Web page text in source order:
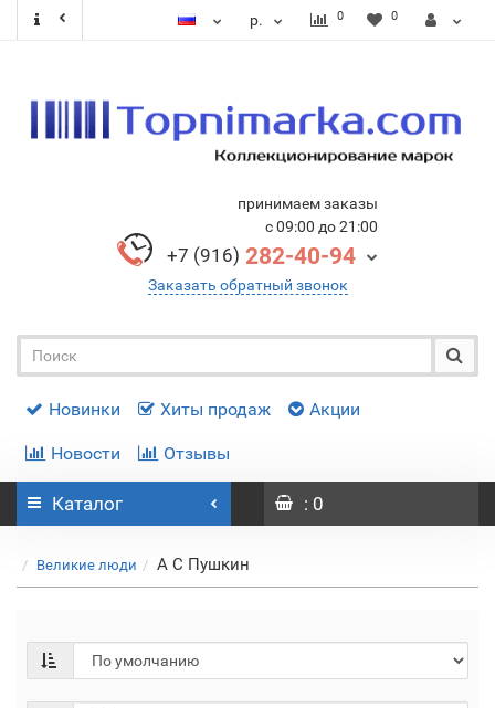
р. 0 0
принимаем заказы
с 09:00 до 21:00
+7 (916) 282-40-94
Заказать обратный звонок
Новинки Хиты продаж Акции
Новости Отзывы
Каталог : 0
Великие люди А С Пушкин